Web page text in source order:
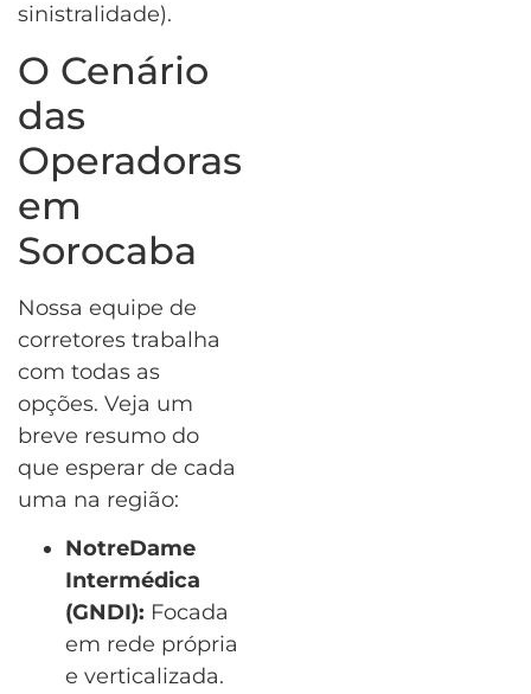
sinistralidade).
O Cenário
das
Operadoras
em
Sorocaba
Nossa equipe de
corretores trabalha
com todas as
opções. Veja um
breve resumo do
que esperar de cada
uma na região:
NotreDame
Intermédica
(GNDI): Focada
em rede própria
e verticalizada.